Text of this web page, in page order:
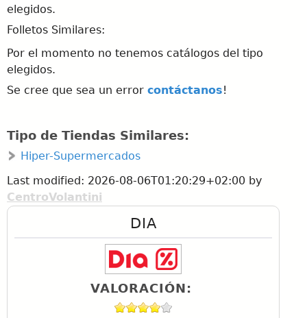
elegidos.
Folletos Similares:
Por el momento no tenemos catálogos del tipo
elegidos.
Se cree que sea un error contáctanos!
Tipo de Tiendas Similares:
Hiper-Supermercados
Last modified: 2026-08-06T01:20:29+02:00 by
CentroVolantini
DIA
VALORACIÓN: